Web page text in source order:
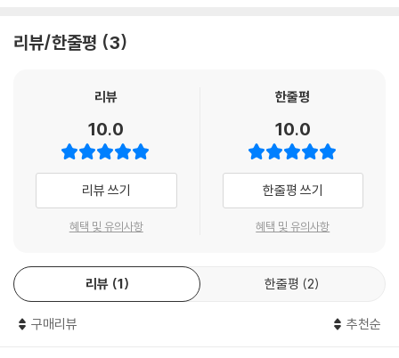
리뷰/한줄평 3
리뷰
10.0
리뷰 쓰기
혜택 및 유의사항
한줄평
10.0
한줄평 쓰기
혜택 및 유의사항
리뷰 1 한줄평 2
구매리뷰 추천순